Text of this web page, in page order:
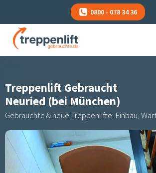
0800 - 078 34 36
Treppenlift Gebraucht
Neuried (bei München)
Gebrauchte & neue Treppenlifte: Einbau,